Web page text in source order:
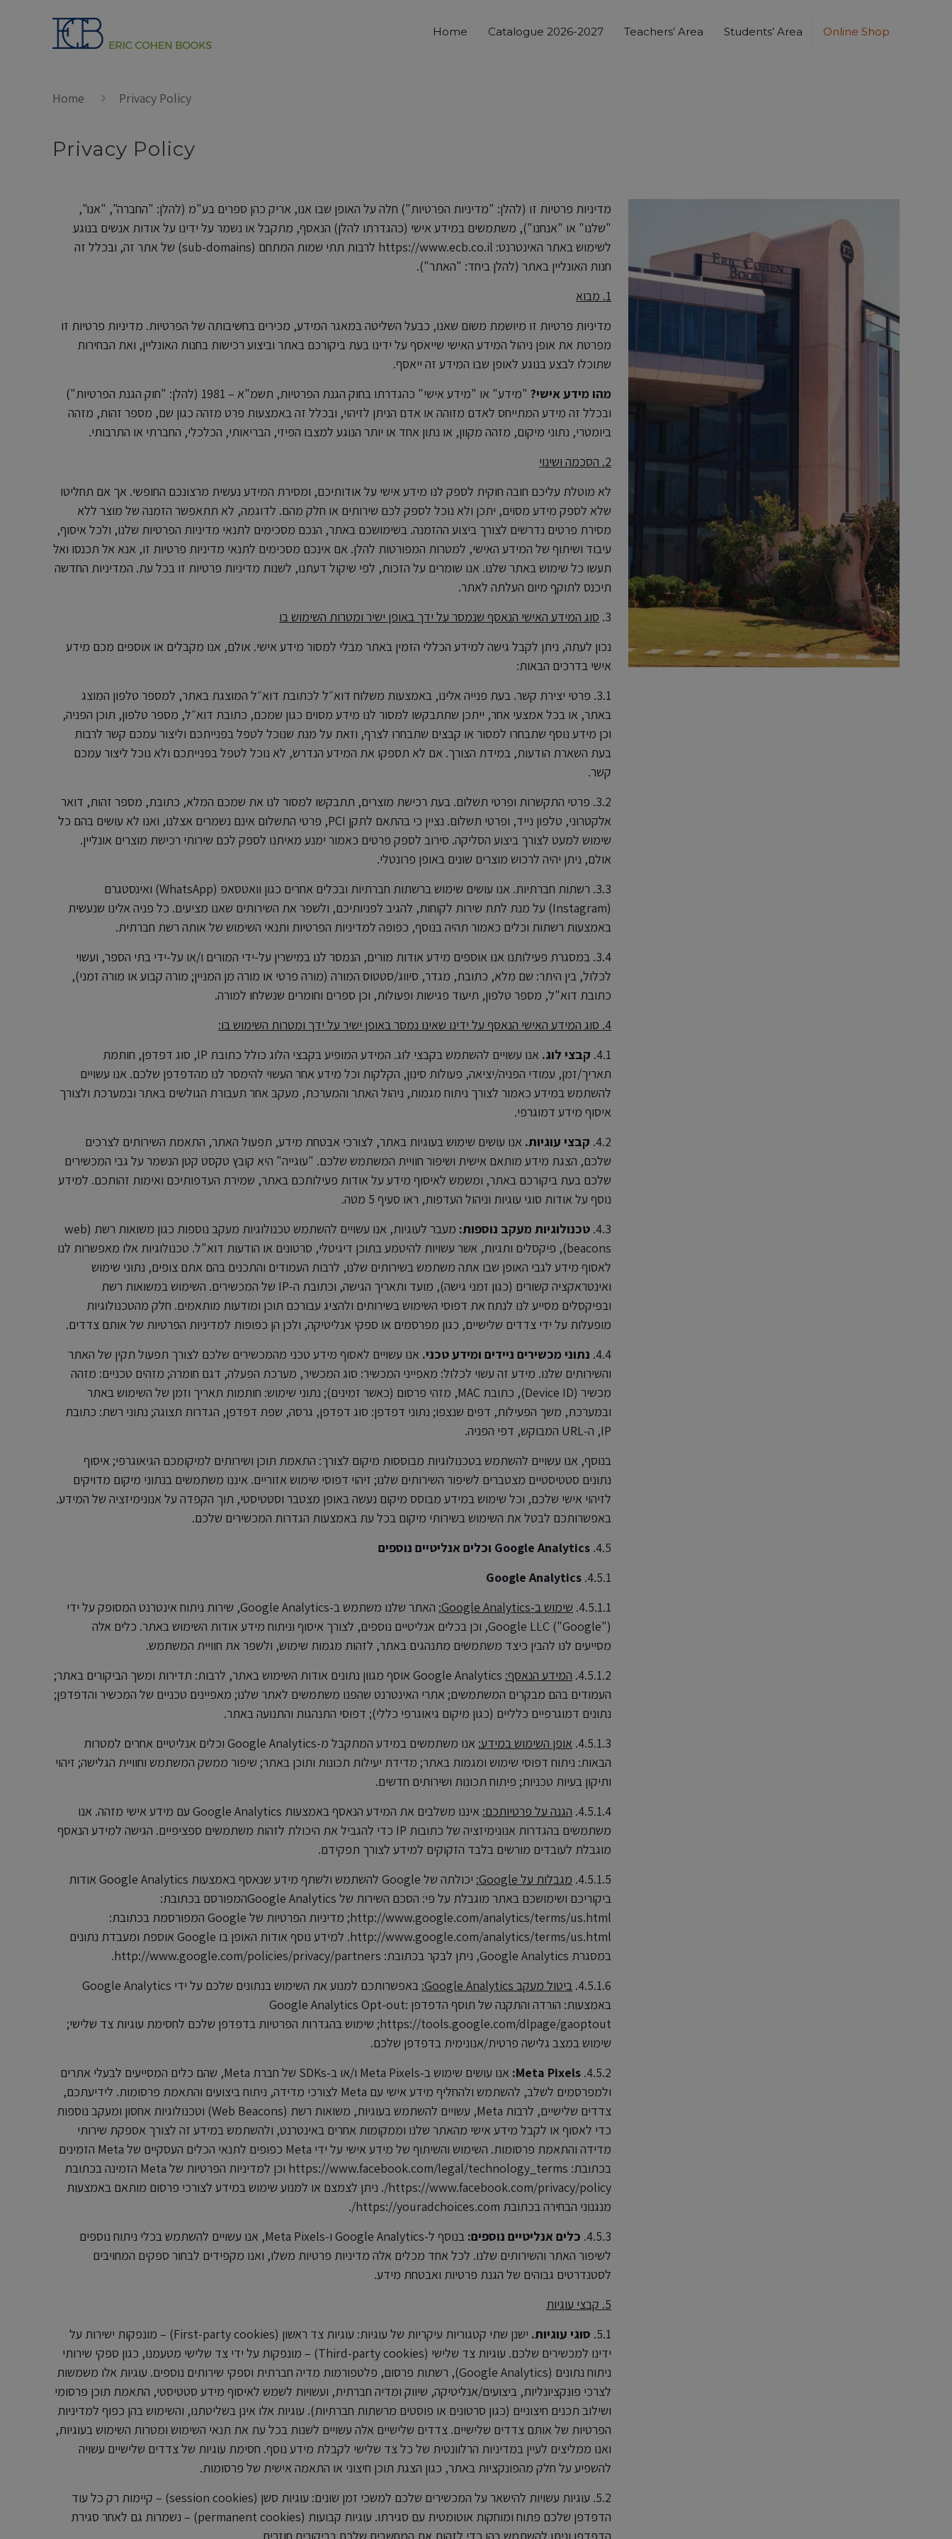
Home Catalogue 2026-2027 Teachers’ Area Students’ Area Online Shop
Home Privacy Policy
Privacy Policy
מדיניות פרטיות זו (להלן: "מדיניות הפרטיות") חלה על האופן שבו אנו, אריק כהן ספרים בע"מ (להלן: "החברה", "אנו",
"שלנו" או "אנחנו"), משתמשים במידע אישי (כהגדרתו להלן) הנאסף, מתקבל או נשמר על ידינו על אודות אנשים בנוגע
לשימוש באתר האינטרנט: https://www.ecb.co.il לרבות תתי שמות המתחם (sub-domains) של אתר זה, ובכלל זה
חנות האונליין באתר (להלן ביחד: "האתר").
1. מבוא
מדיניות פרטיות זו מיושמת משום שאנו, כבעל השליטה במאגר המידע, מכירים בחשיבותה של הפרטיות. מדיניות פרטיות זו
מפרטת את אופן ניהול המידע האישי שייאסף על ידינו בעת ביקורכם באתר וביצוע רכישות בחנות האונליין, ואת הבחירות
שתוכלו לבצע בנוגע לאופן שבו המידע זה ייאסף.
מהו מידע אישי?
"מידע" או "מידע אישי" כהגדרתו בחוק הגנת הפרטיות, תשמ"א – 1981 (להלן: "חוק הגנת הפרטיות")
ובכלל זה מידע המתייחס לאדם מזוהה או אדם הניתן לזיהוי, ובכלל זה באמצעות פרט מזהה כגון שם, מספר זהות, מזהה
ביומטרי, נתוני מיקום, מזהה מקוון, או נתון אחד או יותר הנוגע למצבו הפיזי, הבריאותי, הכלכלי, החברתי או התרבותי.
2. הסכמה ושינוי
לא מוטלת עליכם חובה חוקית לספק לנו מידע אישי על אודותיכם, ומסירת המידע נעשית מרצונכם החופשי. אך אם תחליטו
שלא לספק מידע מסוים, יתכן ולא נוכל לספק לכם שירותים או חלק מהם. לדוגמה, לא תתאפשר הזמנה של מוצר ללא
מסירת פרטים נדרשים לצורך ביצוע ההזמנה. בשימושכם באתר, הנכם מסכימים לתנאי מדיניות הפרטיות שלנו, ולכל איסוף,
עיבוד ושיתוף של המידע האישי, למטרות המפורטות להלן. אם אינכם מסכימים לתנאי מדיניות פרטיות זו, אנא אל תכנסו ואל
תעשו כל שימוש באתר שלנו. אנו שומרים על הזכות, לפי שיקול דעתנו, לשנות מדיניות פרטיות זו בכל עת. המדיניות החדשה
תיכנס לתוקף מיום העלתה לאתר.
3. סוג המידע האישי הנאסף שנמסר על ידך באופן ישיר ומטרות השימוש בו
נכון לעתה, ניתן לקבל גישה למידע הכללי הזמין באתר מבלי למסור מידע אישי. אולם, אנו מקבלים או אוספים מכם מידע
אישי בדרכים הבאות:
3.1. פרטי יצירת קשר. בעת פנייה אלינו, באמצעות משלוח דוא״ל לכתובת דוא״ל המוצגת באתר, למספר טלפון המוצג
באתר, או בכל אמצעי אחר, ייתכן שתתבקשו למסור לנו מידע מסוים כגון שמכם, כתובת דוא״ל, מספר טלפון, תוכן הפניה,
וכן מידע נוסף שתבחרו למסור או קבצים שתבחרו לצרף, וזאת על מנת שנוכל לטפל בפנייתכם וליצור עמכם קשר לרבות
בעת השארת הודעות, במידת הצורך. אם לא תספקו את המידע הנדרש, לא נוכל לטפל בפנייתכם ולא נוכל ליצור עמכם
קשר.
3.2. פרטי התקשרות ופרטי תשלום. בעת רכישת מוצרים, תתבקשו למסור לנו את שמכם המלא, כתובת, מספר זהות, דואר
אלקטרוני, טלפון נייד, ופרטי תשלום. נציין כי בהתאם לתקן PCI, פרטי התשלום אינם נשמרים אצלנו, ואנו לא עושים בהם כל
שימוש למעט לצורך ביצוע הסליקה. סירוב לספק פרטים כאמור ימנע מאיתנו לספק לכם שירותי רכישת מוצרים אונליין.
אולם, ניתן יהיה לרכוש מוצרים שונים באופן פרונטלי.
3.3. רשתות חברתיות. אנו עושים שימוש ברשתות חברתיות ובכלים אחרים כגון וואטסאפ (WhatsApp) ואינסטגרם
(Instagram) על מנת לתת שירות לקוחות, להגיב לפניותיכם, ולשפר את השירותים שאנו מציעים. כל פניה אלינו שנעשית
באמצעות רשתות וכלים כאמור תהיה בנוסף, כפופה למדיניות הפרטיות ותנאי השימוש של אותה רשת חברתית.
3.4. במסגרת פעילותנו אנו אוספים מידע אודות מורים, הנמסר לנו במישרין על-ידי המורים ו/או על-ידי בתי הספר, ועשוי
לכלול, בין היתר: שם מלא, כתובת, מגדר, סיווג/סטטוס המורה (מורה פרטי או מורה מן המניין; מורה קבוע או מורה זמני),
כתובת דוא"ל, מספר טלפון, תיעוד פגישות ופעולות, וכן ספרים וחומרים שנשלחו למורה.
4. סוג המידע האישי הנאסף על ידינו שאינו נמסר באופן ישיר על ידך ומטרות השימוש בו:
4.1. קבצי לוג.
אנו עשויים להשתמש בקבצי לוג. המידע המופיע בקבצי הלוג כולל כתובת IP, סוג דפדפן, חותמת
תאריך/זמן, עמודי הפניה/יציאה, פעולות סינון, הקלקות וכל מידע אחר העשוי להימסר לנו מהדפדפן שלכם. אנו עשויים
להשתמש במידע כאמור לצורך ניתוח מגמות, ניהול האתר והמערכת, מעקב אחר תעבורת הגולשים באתר ובמערכת ולצורך
איסוף מידע דמוגרפי.
4.2. קבצי עוגיות. אנו עושים שימוש בעוגיות באתר, לצורכי אבטחת מידע, תפעול האתר, התאמת השירותים לצרכים
שלכם, הצגת מידע מותאם אישית ושיפור חוויית המשתמש שלכם. "עוגייה" היא קובץ טקסט קטן הנשמר על גבי המכשירים
שלכם בעת ביקורכם באתר, ומשמש לאיסוף מידע על אודות פעילותכם באתר, שמירת העדפותיכם ואימות זהותכם. למידע
נוסף על אודות סוגי עוגיות וניהול העדפות, ראו סעיף 5 מטה.
4.3. טכנולוגיות מעקב נוספות:
מעבר לעוגיות, אנו עשויים להשתמש טכנולוגיות מעקב נוספות כגון משואות רשת (web
beacons), פיקסלים ותגיות, אשר עשויות להיטמע בתוכן דיגיטלי, סרטונים או הודעות דוא"ל. טכנולוגיות אלו מאפשרות לנו
לאסוף מידע לגבי האופן שבו אתה משתמש בשירותים שלנו, לרבות העמודים והתכנים בהם אתם צופים, נתוני שימוש
ואינטראקציה קשורים (כגון זמני גישה), מועד ותאריך הגישה, וכתובת ה‑IP של המכשירים. השימוש במשואות רשת
ובפיקסלים מסייע לנו לנתח את דפוסי השימוש בשירותים ולהציג עבורכם תוכן ומודעות מותאמים. חלק מהטכנולוגיות
מופעלות על ידי צדדים שלישיים, כגון מפרסמים או ספקי אנליטיקה, ולכן הן כפופות למדיניות הפרטיות של אותם צדדים.
4.4. נתוני מכשירים ניידים ומידע טכני. אנו עשויים לאסוף מידע טכני מהמכשירים שלכם לצורך תפעול תקין של האתר
והשירותים שלנו. מידע זה עשוי לכלול: מאפייני המכשיר: סוג המכשיר, מערכת הפעלה, דגם חומרה; מזהים טכניים: מזהה
מכשיר (Device ID), כתובת MAC, מזהי פרסום (כאשר זמינים); נתוני שימוש: חותמות תאריך וזמן של השימוש באתר
ובמערכת, משך הפעילות, דפים שנצפו; נתוני דפדפן: סוג דפדפן, גרסה, שפת דפדפן, הגדרות תצוגה; נתוני רשת: כתובת
IP, ה-URL המבוקש, דפי הפניה.
בנוסף, אנו עשויים להשתמש בטכנולוגיות מבוססות מיקום לצורך: התאמת תוכן ושירותים למיקומכם הגיאוגרפי; איסוף
נתונים סטטיסטיים מצטברים לשיפור השירותים שלנו; זיהוי דפוסי שימוש אזוריים. איננו משתמשים בנתוני מיקום מדויקים
לזיהוי אישי שלכם, וכל שימוש במידע מבוסס מיקום נעשה באופן מצטבר וסטטיסטי, תוך הקפדה על אנונימיזציה של המידע.
באפשרותכם לבטל את השימוש בשירותי מיקום בכל עת באמצעות הגדרות המכשירים שלכם.
4.5. Google Analytics וכלים אנליטיים נוספים
4.5.1.
Google Analytics
4.5.1.1. שימוש ב-Google Analytics:
האתר שלנו משתמש ב-Google Analytics, שירות ניתוח אינטרנט המסופק על ידי
Google LLC ("Google"), וכן בכלים אנליטיים נוספים, לצורך איסוף וניתוח מידע אודות השימוש באתר. כלים אלה
מסייעים לנו להבין כיצד משתמשים מתנהגים באתר, לזהות מגמות שימוש, ולשפר את חוויית המשתמש.
4.5.1.2. המידע הנאסף:
Google Analytics אוסף מגוון נתונים אודות השימוש באתר, לרבות: תדירות ומשך הביקורים באתר;
העמודים בהם מבקרים המשתמשים; אתרי האינטרנט שהפנו משתמשים לאתר שלנו; מאפיינים טכניים של המכשיר והדפדפן;
נתונים דמוגרפיים כלליים (כגון מיקום גיאוגרפי כללי); דפוסי התנהגות והתנועה באתר.
4.5.1.3. אופן השימוש במידע:
אנו משתמשים במידע המתקבל מ-Google Analytics וכלים אנליטיים אחרים למטרות
הבאות: ניתוח דפוסי שימוש ומגמות באתר; מדידת יעילות תכונות ותוכן באתר; שיפור ממשק המשתמש וחוויית הגלישה; זיהוי
ותיקון בעיות טכניות; פיתוח תכונות ושירותים חדשים.
4.5.1.4. הגנה על פרטיותכם:
איננו משלבים את המידע הנאסף באמצעות Google Analytics עם מידע אישי מזהה. אנו
משתמשים בהגדרות אנונימיזציה של כתובות IP כדי להגביל את היכולת לזהות משתמשים ספציפיים. הגישה למידע הנאסף
מוגבלת לעובדים מורשים בלבד הזקוקים למידע לצורך תפקידם.
4.5.1.5. מגבלות על Google:
יכולתה של Google להשתמש ולשתף מידע שנאסף באמצעות Google Analytics אודות
ביקוריכם ושימושכם באתר מוגבלת על פי: הסכם השירות של Google Analyticsהמפורסם בכתובת:
http://www.google.com/analytics/terms/us.html; מדיניות הפרטיות של Google המפורסמת בכתובת:
http://www.google.com/analytics/terms/us.html. למידע נוסף אודות האופן בו Google אוספת ומעבדת נתונים
במסגרת Google Analytics, ניתן לבקר בכתובת: http://www.google.com/policies/privacy/partners.
4.5.1.6. ביטול מעקב Google Analytics:
באפשרותכם למנוע את השימוש בנתונים שלכם על ידי Google Analytics
באמצעות: הורדה והתקנה של תוסף הדפדפן Google Analytics Opt-out:
https://tools.google.com/dlpage/gaoptout; שימוש בהגדרות הפרטיות בדפדפן שלכם לחסימת עוגיות צד שלישי;
שימוש במצב גלישה פרטית/אנונימית בדפדפן שלכם.
4.5.2.
Meta Pixels:
אנו עושים שימוש ב-Meta Pixels ו/או ב-SDKs של חברת Meta, שהם כלים המסייעים לבעלי אתרים
ולמפרסמים לשלב, להשתמש ולהחליף מידע אישי עם Meta לצורכי מדידה, ניתוח ביצועים והתאמת פרסומות. לידיעתכם,
צדדים שלישיים, לרבות Meta, עשויים להשתמש בעוגיות, משואות רשת (Web Beacons) וטכנולוגיות אחסון ומעקב נוספות
כדי לאסוף או לקבל מידע אישי מהאתר שלנו וממקומות אחרים באינטרנט, ולהשתמש במידע זה לצורך אספקת שירותי
מדידה והתאמת פרסומות. השימוש והשיתוף של מידע אישי על ידי Meta כפופים לתנאי הכלים העסקיים של Meta הזמינים
בכתובת: https://www.facebook.com/legal/technology_terms וכן למדיניות הפרטיות של Meta הזמינה בכתובת
https://www.facebook.com/privacy/policy/. ניתן לצמצם או למנוע שימוש במידע לצורכי פרסום מותאם באמצעות
מנגנוני הבחירה בכתובת https://youradchoices.com/.
4.5.3. כלים אנליטיים נוספים:
בנוסף ל-Google Analytics ו-Meta Pixels, אנו עשויים להשתמש בכלי ניתוח נוספים
לשיפור האתר והשירותים שלנו. לכל אחד מכלים אלה מדיניות פרטיות משלו, ואנו מקפידים לבחור ספקים המחויבים
לסטנדרטים גבוהים של הגנת פרטיות ואבטחת מידע.
5. קבצי עוגיות
5.1. סוגי עוגיות.
ישנן שתי קטגוריות עיקריות של עוגיות: עוגיות צד ראשון (First-party cookies) – מונפקות ישירות על
ידינו למכשירים שלכם. עוגיות צד שלישי (Third-party cookies) – מונפקות על ידי צד שלישי מטעמנו, כגון ספקי שירותי
ניתוח נתונים (Google Analytics), רשתות פרסום, פלטפורמות מדיה חברתית וספקי שירותים נוספים. עוגיות אלו משמשות
לצרכי פונקציונליות, ביצועים/אנליטיקה, שיווק ומדיה חברתית, ועשויות לשמש לאיסוף מידע סטטיסטי, התאמת תוכן פרסומי
ושילוב תכנים חיצוניים (כגון סרטונים או פוסטים מרשתות חברתיות). עוגיות אלו אינן בשליטתנו, והשימוש בהן כפוף למדיניות
הפרטיות של אותם צדדים שלישיים. צדדים שלישיים אלה עשויים לשנות בכל עת את תנאי השימוש ומטרות השימוש בעוגיות,
ואנו ממליצים לעיין במדיניות הרלוונטית של כל צד שלישי לקבלת מידע נוסף. חסימת עוגיות של צדדים שלישיים עשויה
להשפיע על חלק מהפונקציות באתר, כגון הצגת תוכן חיצוני או התאמה אישית של פרסומות.
5.2. עוגיות עשויות להישאר על המכשירים שלכם למשכי זמן שונים: עוגיות סשן (session cookies) – קיימות רק כל עוד
הדפדפן שלכם פתוח ומוחקות אוטומטית עם סגירתו. עוגיות קבועות (permanent cookies) – נשמרות גם לאחר סגירת